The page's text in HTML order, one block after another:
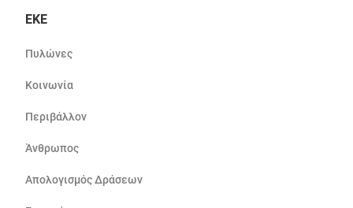
ΕΚΕ
Πυλώνες
Κοινωνία
Περιβάλλον
Άνθρωπος
Απολογισμός Δράσεων